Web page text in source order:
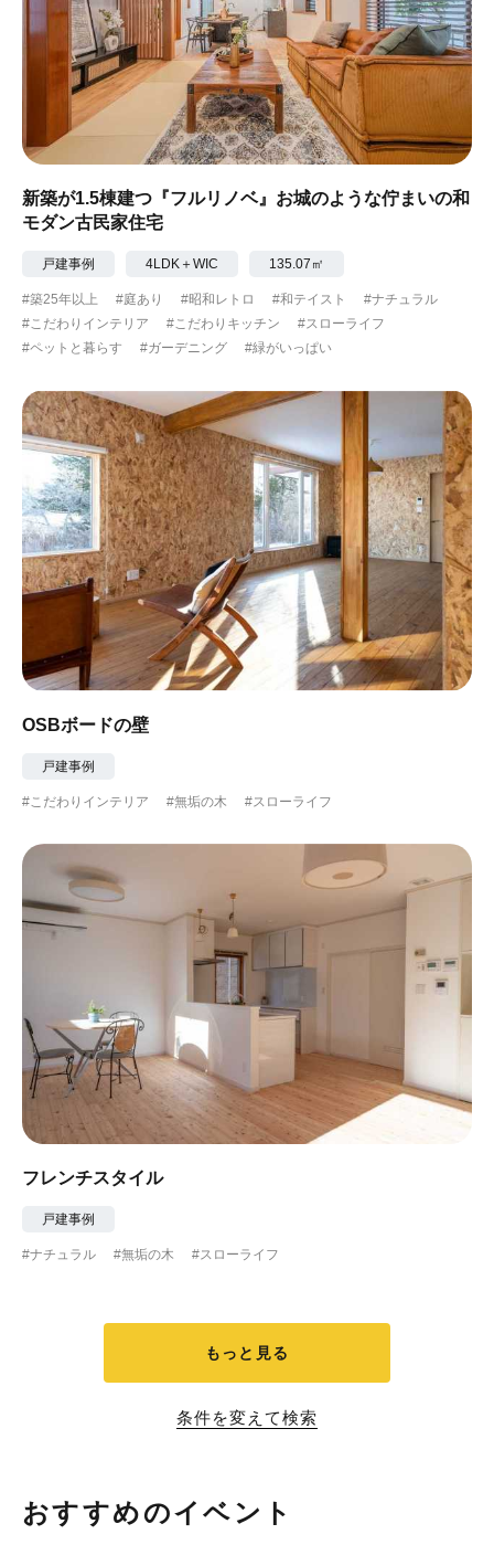
新築が1.5棟建つ『フルリノベ』お城のような佇まいの和
モダン古民家住宅
戸建事例 4LDK＋WIC 135.07㎡
#築25年以上 #庭あり #昭和レトロ #和テイスト
#ナチュラル
#こだわりインテリア
#こだわりキッチン
#スローライフ
#ペットと暮らす
#ガーデニング #緑がいっぱい
OSBボードの壁
戸建事例
#こだわりインテリア #無垢の木 #スローライフ
フレンチスタイル
戸建事例
#ナチュラル #無垢の木 #スローライフ
もっと見る
条件を変えて検索
おすすめのイベント